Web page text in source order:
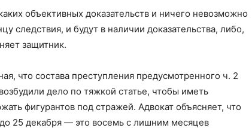
объективных доказательств и ничего невозможно
следствия, и будут в наличии доказательства, либо,
защитник.
что состава преступления предусмотренного ч. 2
дело по тяжкой статье, чтобы иметь
фигурантов под стражей. Адвокат объясняет, что
25 декабря — это восемь с лишним месяцев